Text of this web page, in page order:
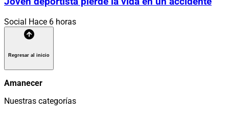
Social Hace 6 horas
Regresar al inicio
Amanecer
Nuestras categorías